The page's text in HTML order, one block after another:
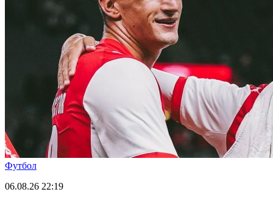
Футбол
06.08.26 22:19